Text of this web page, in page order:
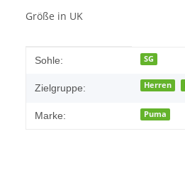
Größe in UK
Produkteigenschaft
Wert
Sohle: SG
Zielgruppe: Herren
Marke: Puma